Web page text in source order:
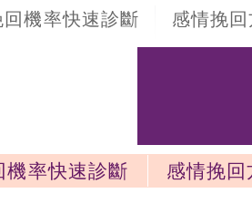
機率快速診斷 感情挽
機率快速診斷
感情挽